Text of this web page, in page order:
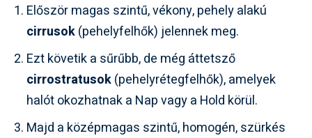
Először magas szintű, vékony, pehely alakú
cirrusok(pehelyfelhők) jelennek meg.
Ezt követik a sűrűbb, de még áttetsző
cirrostratusok(pehelyrétegfelhők), amelyek
halót okozhatnak a Nap vagy a Hold körül.
Majd a középmagas szintű, homogén, szürkés